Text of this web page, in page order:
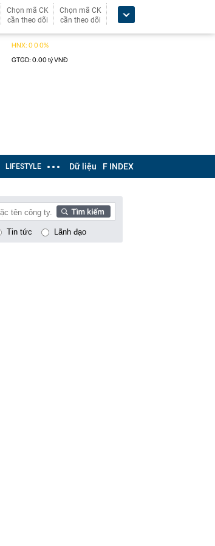
Chọn mã CK
cần theo dõi
Chọn mã CK
cần theo dõi
LIFESTYLE Dữ liệu F INDEX
Tin tức Lãnh đạo